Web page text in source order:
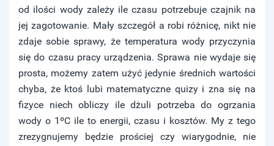
od ilości wody zależy ile czasu potrzebuje czajnik na
jej zagotowanie. Mały szczegół a robi różnicę, nikt nie
zdaje sobie sprawy, że temperatura wody przyczynia
się do czasu pracy urządzenia. Sprawa nie wydaje się
prosta, możemy zatem użyć jedynie średnich wartości
chyba, że ktoś lubi matematyczne quizy i zna się na
fizyce niech obliczy ile dżuli potrzeba do ogrzania
wody o 1ºC ile to energii, czasu i kosztów. My z tego
zrezygnujemy będzie prościej czy wiarygodnie, nie